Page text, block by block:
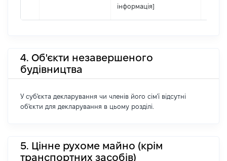
інформація]
4. Об'єкти незавершеного
будівництва
У суб'єкта декларування чи членів його сім'ї відсутні
об'єкти для декларування в цьому розділі.
5. Цінне рухоме майно (крім
транспортних засобів)